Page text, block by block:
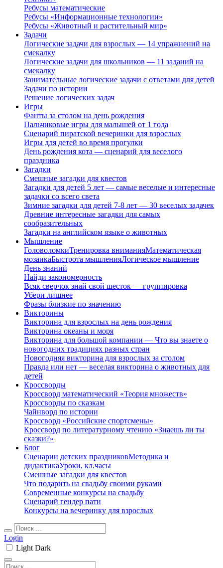
Ребусы математические
Ребусы «Информационные технологии»
Ребусы «Животный и растительный мир»
Задачи
Логические задачи для взрослых — 14 упражнений на
смекалку
Логические задачи для школьников — 11 заданий на
смекалку
Занимательные логические задачи с ответами для детей
Задачи по истории
Решение логических задач
Игры
Фанты за столом на день рождения
Пальчиковые игры для малышей от 1 года
Сценарий пиратской вечеринки для взрослых
Игры для детей во время прогулки
День рождения кота — сценарий для веселого
праздника
Загадки
Смешные загадки для квестов
Загадки для детей 5 лет — самые веселые и интересные
задачки со всего света
Зимние загадки для детей 7-8 лет — 30 веселых задачек
Древние интересные загадки для самых
сообразительных
Загадки на английском языке о животных
Мышление
ГоловоломкиТренировка вниманияМатематическая
мозаикаБыстрота мышленияЛогическое мышление
День знаний
Найди закономерность
Всяк сверчок знай свой шесток — группировка
Убери лишнее
Фразы близкие по значению
Викторины
Викторина для взрослых на день рождения
Викторина океаны и моря
Викторина для большой компании — Что вы знаете о
новогодних традициях разных стран
Новогодняя викторина для взрослых за столом
Правда или нет — веселая викторина о животных для
детей
Кроссворды
Кроссворд математический «Теория множеств»
Кроссворды по сказкам
Чайнворд по истории
Кроссворд «Российские спортсмены»
Кроссворд по литературному чтению «Знаешь ли ты
сказки?»
Блог
Сценарии детских праздниковМетодика и
дидактикаУроки, кл.часы
Смешные загадки для квестов
Что подарить на свадьбу своими руками
Современные конкурсы на свадьбу
Сценарий гендер пати
Конкурсы на вечеринку для взрослых
Login
Light Dark